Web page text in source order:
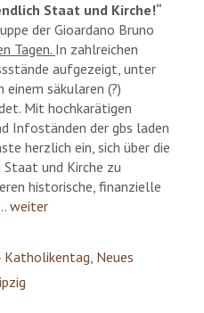
Staat und Kirche!“
der Gioardano Bruno
Tagen. In zahlreichen
aufgezeigt, unter
säkularen (?)
Mit hochkarätigen
Infoständen der gbs laden
herzlich ein, sich über die
und Kirche zu
historische, finanzielle
weiter
Katholikentag, Neues